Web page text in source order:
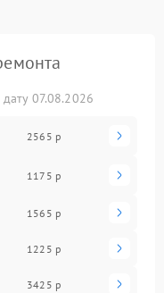
07.08.2026
2565 р
1175 р
1565 р
1225 р
3425 р